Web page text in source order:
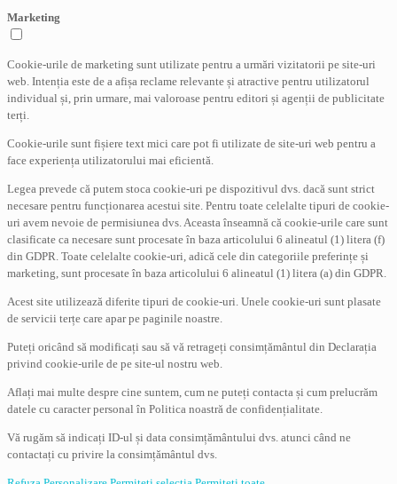
Marketing
Cookie-urile de marketing sunt utilizate pentru a urmări vizitatorii pe site-uri
web. Intenția este de a afișa reclame relevante și atractive pentru utilizatorul
individual și, prin urmare, mai valoroase pentru editori și agenții de publicitate
terți.
Cookie-urile sunt fișiere text mici care pot fi utilizate de site-uri web pentru a
face experiența utilizatorului mai eficientă.
Legea prevede că putem stoca cookie-uri pe dispozitivul dvs. dacă sunt strict
necesare pentru funcționarea acestui site. Pentru toate celelalte tipuri de cookie-
uri avem nevoie de permisiunea dvs. Aceasta înseamnă că cookie-urile care sunt
clasificate ca necesare sunt procesate în baza articolului 6 alineatul (1) litera (f)
din GDPR. Toate celelalte cookie-uri, adică cele din categoriile preferințe și
marketing, sunt procesate în baza articolului 6 alineatul (1) litera (a) din GDPR.
Acest site utilizează diferite tipuri de cookie-uri. Unele cookie-uri sunt plasate
de servicii terțe care apar pe paginile noastre.
Puteți oricând să modificați sau să vă retrageți consimțământul din Declarația
privind cookie-urile de pe site-ul nostru web.
Aflați mai multe despre cine suntem, cum ne puteți contacta și cum prelucrăm
datele cu caracter personal în Politica noastră de confidențialitate.
Vă rugăm să indicați ID-ul și data consimțământului dvs. atunci când ne
contactați cu privire la consimțământul dvs.